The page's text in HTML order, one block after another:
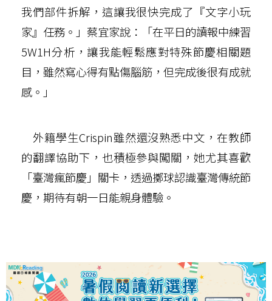
我們部件拆解，這讓我很快完成了『文字小玩
家』任務。」蔡宜家說：「在平日的讀報中練習
5W1H分析，讓我能輕鬆應對特殊節慶相關題
目，雖然寫心得有點傷腦筋，但完成後很有成就
感。」
外籍學生Crispin雖然還沒熟悉中文，在教師
的翻譯協助下，也積極參與闖關，她尤其喜歡
「臺灣瘋節慶」關卡，透過擲球認識臺灣傳統節
慶，期待有朝一日能親身體驗。